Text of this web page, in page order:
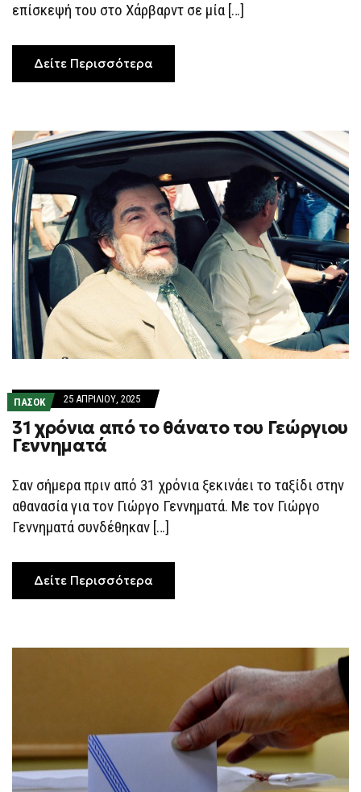
επίσκεψή του στο Χάρβαρντ σε μία […]
Δείτε Περισσότερα
ΠΑΣΟΚ 25 ΑΠΡΙΛΊΟΥ, 2025
31 χρόνια από το θάνατο του Γεώργιου
Γεννηματά
Σαν σήμερα πριν από 31 χρόνια ξεκινάει το ταξίδι στην
αθανασία για τον Γιώργο Γεννηματά. Με τον Γιώργο
Γεννηματά συνδέθηκαν […]
Δείτε Περισσότερα